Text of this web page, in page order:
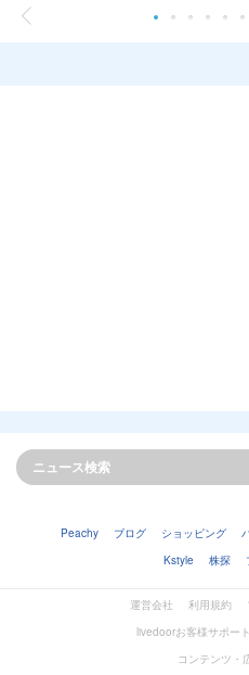
Peachy ブログ ショッピング
Kstyle
株探
運営会社 利用規約
livedoorお客様サポー
コンテンツ・